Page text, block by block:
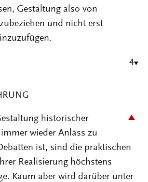
Gestaltung also von
und nicht erst
4
historischer
wieder Anlass zu
ist, sind die praktischen
Realisierung höchstens
Kaum aber wird darüber unter